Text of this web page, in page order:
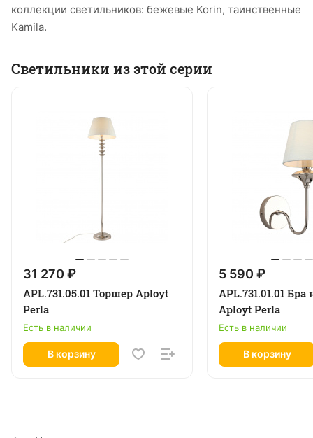
коллекции светильников: бежевые Korin, таинственные
Kamila.
Светильники из этой серии
31 270 ₽
APL.731.05.01 Торшер Aployt
Perla
Есть в наличии
В корзину
5 590 ₽
APL.731.01.01 Бра
Aployt Perla
Есть в наличии
В корзину